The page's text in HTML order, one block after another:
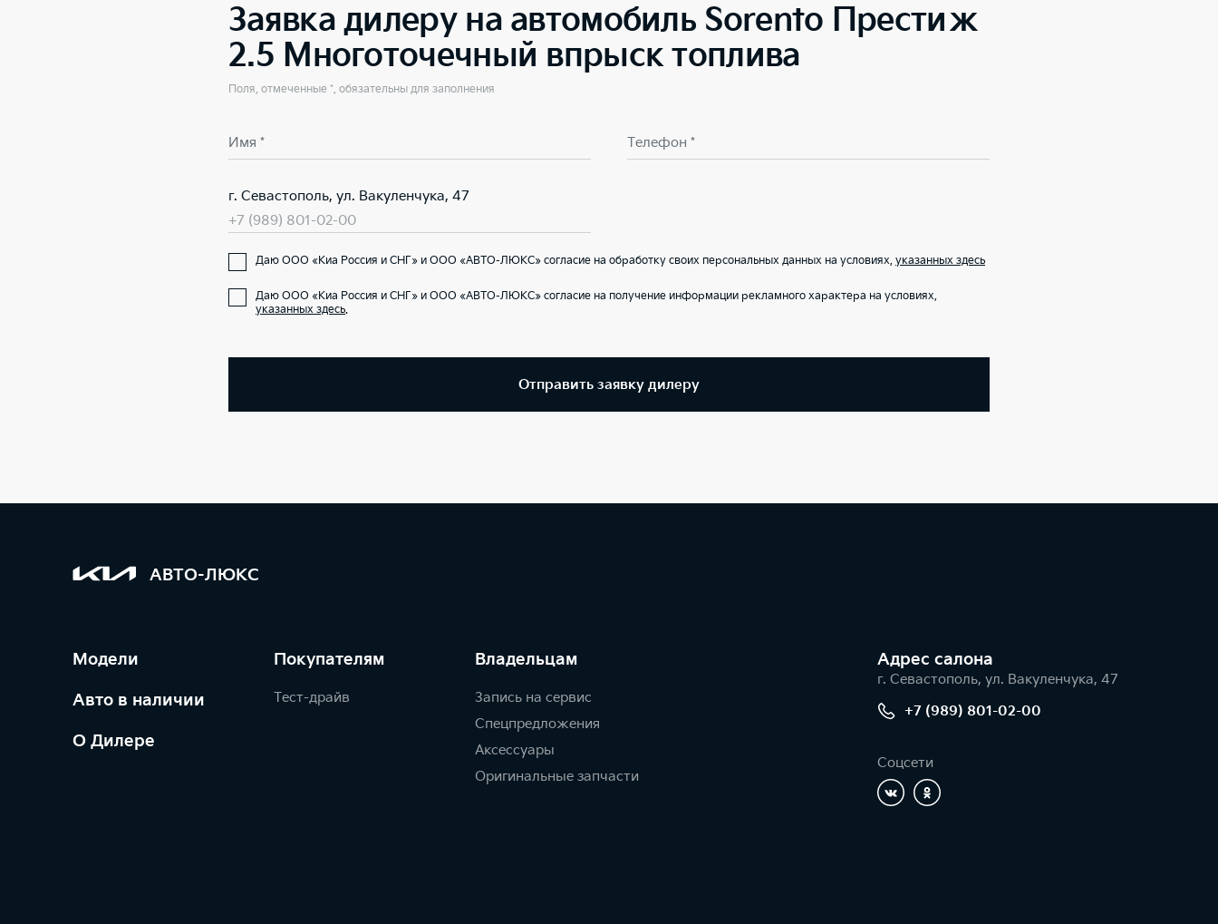
Заявка дилеру на автомобиль Sorento Престиж
2.5 Многоточечный впрыск топлива
Поля, отмеченные *, обязательны для заполнения
Имя * Телефон *
г. Севастополь, ул. Вакуленчука, 47
+7 (989) 801-02-00
Даю ООО «Киа Россия и СНГ» и ООО «АВТО-ЛЮКС» согласие на обработку своих персональных данных на условиях, указанных здесь
Даю ООО «Киа Россия и СНГ» и ООО «АВТО-ЛЮКС» согласие на получение информации рекламного характера на условиях,
указанных здесь.
Отправить заявку дилеру
АВТО-ЛЮКС
Модели
Авто в наличии
О Дилере
Покупателям
Тест-драйв
Владельцам
Запись на сервис
Спецпредложения
Аксессуары
Оригинальные запчасти
Адрес салонa
г. Севастополь, ул. Вакуленчука, 47
+7 (989) 801-02-00
Соцсети